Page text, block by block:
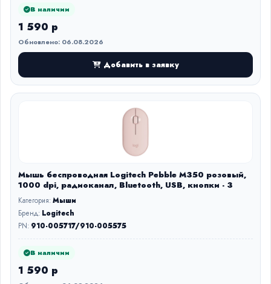
В наличии
1 590 р
Обновлено: 06.08.2026
Добавить в заявку
Мышь беспроводная Logitech Pebble M350 розовый,
1000 dpi, радиоканал, Bluetooth, USB, кнопки - 3
Категория:Мыши
Бренд: Logitech
PN: 910-005717/910-005575
В наличии
1 590 р